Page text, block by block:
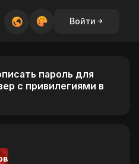
Войти
пароль для
с привилегиями в